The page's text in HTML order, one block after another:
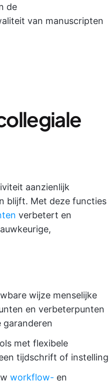
de
van manuscripten
aanzienlijk
blijft. Met deze functies
verbetert en
wijze menselijke
en verbeterpunten
garanderen
met flexibele
tijdschrift of instelling
workflow- en